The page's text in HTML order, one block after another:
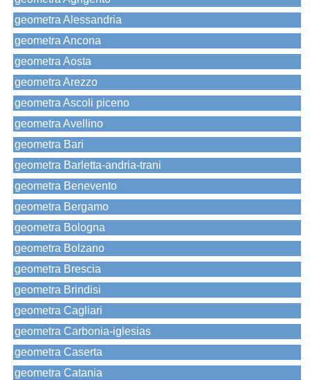
geometra Alessandria
geometra Ancona
geometra Aosta
geometra Arezzo
geometra Ascoli piceno
geometra Avellino
geometra Bari
geometra Barletta-andria-trani
geometra Benevento
geometra Bergamo
geometra Bologna
geometra Bolzano
geometra Brescia
geometra Brindisi
geometra Cagliari
geometra Carbonia-iglesias
geometra Caserta
geometra Catania